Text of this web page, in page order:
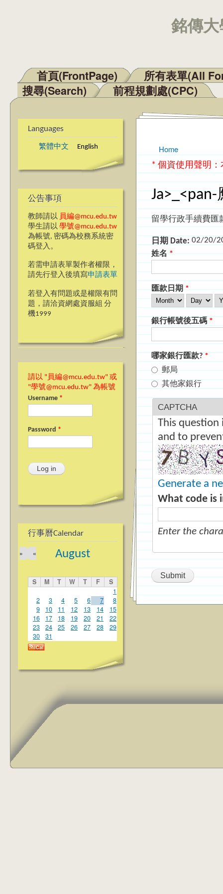
銘傳
Main menu
首頁(FrontPage)
所有表單(All
搜尋(Search)
前程規劃處(CPC)
Languages
繁體中文 English
公告事項
教師請以 員編@mcu.edu.tw
學生請以 學號@mcu.edu.tw
為帳號, 密碼為校務系統密
碼登入。
若需申請表單製作者權限，
請先行登入後填寫申請表單
若登入有問題或是權限有問
題，請洽資網處資服組 分
機1999
請以 "員編@mcu.edu.tw" 或
"學號@mcu.edu.tw" 為帳號
Username *
Password *
行事曆Calendar
August
«
»
S M T W T F
S
1
2
3 4 5 6 7
8
9
10 11 12 13 14
15
16
17 18 19 20 21
22
23
24 25 26 27 28
29
30
31
You are here
Home
* 個資使用聲明
留學行政手續費匯
日期 Date: 02/20/
姓名*
匯款日期*
Month
Day
銀行帳號後五碼 *
哪家銀行匯款? *
郵局
其他家銀行
CAPTCHA
This
and to
Generate a
What code is
Enter the